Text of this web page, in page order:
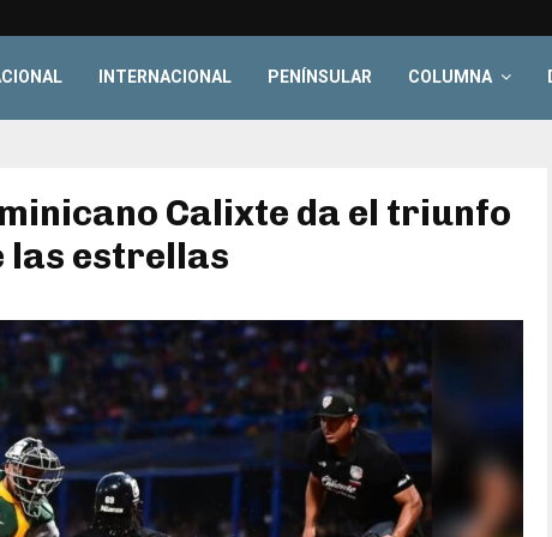
INTERNACIONAL PENÍNSULAR COLUMNA
Calixte da el triunfo
las estrellas